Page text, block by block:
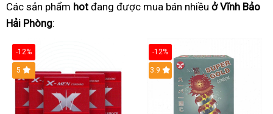
Các sản phẩm hot đang được mua bán nhiều ở Vĩnh Bảo
Hải Phòng:
-12%
Hot
5
-12%
3.9